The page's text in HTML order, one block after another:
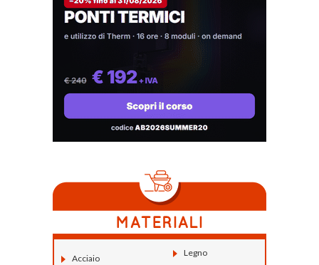
Acciaio
Legno